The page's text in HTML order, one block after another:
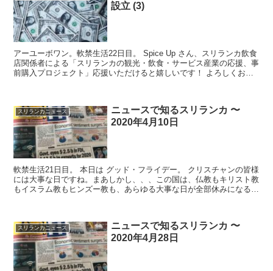
設立 (3)
アーユーボワン。軟禁生活22日目。 Spice Up さん、スリランカ飲食
店関係者による「スリランカの観光・飲食・サービス産業の応援、事
前購入プロジェクト」応援いただけると嬉しいです！ よろしくお願
スリランカニュース
ニュースで知るスリランカ 〜
2020年4月10日
軟禁生活21日目。 本日は グッド・フライデー。 クリスチャンの皆様
には大事な日ですね。まあしかし、、、この国は、仏教もキリスト教
もイスラム教もヒンズー教も、あらゆる大事な日が全部休みになる。
スリランカニュース
ニュースで知るスリランカ 〜
2020年4月28日